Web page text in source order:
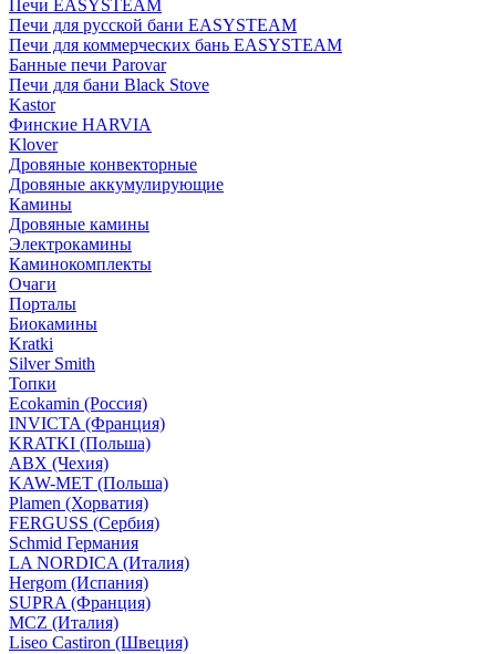
Печи EASYSTEAM
Печи для русской бани EASYSTEAM
Печи для коммерческих бань EASYSTEAM
Банные печи Parovar
Печи для бани Black Stove
Kastor
Финские HARVIA
Klover
Дровяные конвекторные
Дровяные аккумулирующие
Камины
Дровяные камины
Электрокамины
Каминокомплекты
Очаги
Порталы
Биокамины
Kratki
Silver Smith
Топки
Ecokamin (Россия)
INVICTA (Франция)
KRATKI (Польша)
ABX (Чехия)
KAW-MET (Польша)
Plamen (Хорватия)
FERGUSS (Сербия)
Schmid Германия
LA NORDICA (Италия)
Hergom (Испания)
SUPRA (Франция)
MCZ (Италия)
Liseo Castiron (Швеция)